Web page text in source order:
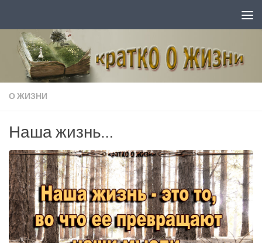
О ЖИЗНИ
Наша жизнь…